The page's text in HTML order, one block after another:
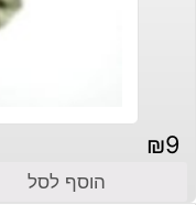
₪9
הוסף לסל